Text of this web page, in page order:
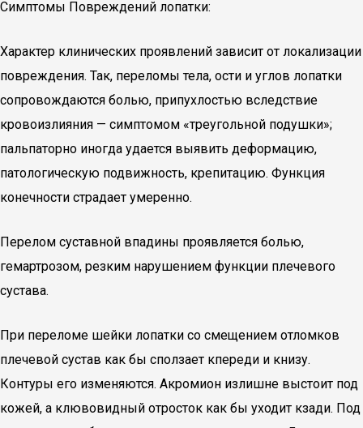
Симптомы Повреждений лопатки:
Характер клинических проявлений зависит от локализации
повреждения. Так, переломы тела, ости и углов лопатки
сопровождаются болью, припухлостью вследствие
кровоизлияния — симптомом «треугольной подушки»;
пальпаторно иногда удается выявить деформацию,
патологическую подвижность, крепитацию. Функция
конечности страдает умеренно.
Перелом суставной впадины проявляется болью,
гемартрозом, резким нарушением функции плечевого
сустава.
При переломе шейки лопатки со смещением отломков
плечевой сустав как бы сползает кпереди и книзу.
Контуры его изменяются. Акромион излишне выстоит под
кожей, а клювовидный отросток как бы уходит кзади. Под